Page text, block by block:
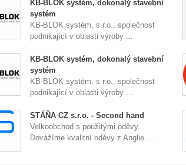
KB-BLOK systém, dokonalý stavební
systém
KB-BLOK systém, s r.o., společnost
podnikající v oblasti výroby ...
KB-BLOK systém, dokonalý stavební
systém
KB-BLOK systém, s r.o., společnost
podnikající v oblasti výroby ...
STÁŇA CZ s.r.o. - Second hand
Velkoobchod s použitými oděvy.
Dovážíme kvalitní oděvy z Anglie ...